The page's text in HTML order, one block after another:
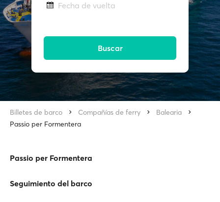
Fecha de vuelta
Buscar
Billetes de barco Compañías de ferry
Balearia
Passio per Formentera
Passio per Formentera
Seguimiento del barco